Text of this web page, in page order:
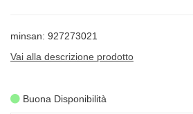
minsan: 927273021
Vai alla descrizione prodotto
Buona Disponibilità